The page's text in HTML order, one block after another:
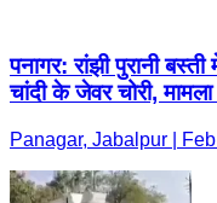
पनागर: रांझी पुरानी
चांदी के जेवर चोरी, मामला
Panagar, Jabalpur |